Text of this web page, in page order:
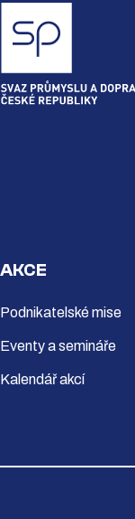
AKCE
Podnikatelské mise
Eventy a semináře
Kalendář akcí